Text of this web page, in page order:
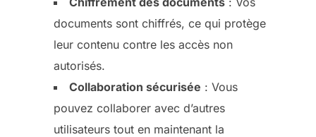
documents sont chiffrés, ce qui protège
leur contenu contre les accès non
autorisés.
Collaboration sécurisée : Vous
pouvez collaborer avec d’autres
utilisateurs tout en maintenant la